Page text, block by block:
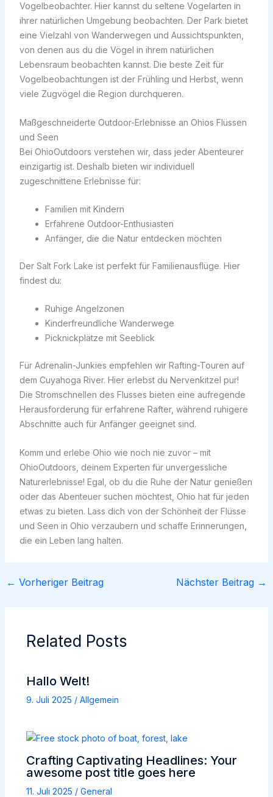
Vogelbeobachter. Hier kannst du seltene Vogelarten in
ihrer natürlichen Umgebung beobachten. Der Park bietet
eine Vielzahl von Wanderwegen und Aussichtspunkten,
von denen aus du die Vögel in ihrem natürlichen
Lebensraum beobachten kannst. Die beste Zeit für
Vogelbeobachtungen ist der Frühling und Herbst, wenn
viele Zugvögel die Region durchqueren.
Maßgeschneiderte Outdoor-Erlebnisse an Ohios Flüssen
und Seen
Bei OhioOutdoors verstehen wir, dass jeder Abenteurer
einzigartig ist. Deshalb bieten wir individuell
zugeschnittene Erlebnisse für:
Familien mit Kindern
Erfahrene Outdoor-Enthusiasten
Anfänger, die die Natur entdecken möchten
Der Salt Fork Lake ist perfekt für Familienausflüge. Hier
findest du:
Ruhige Angelzonen
Kinderfreundliche Wanderwege
Picknickplätze mit Seeblick
Für Adrenalin-Junkies empfehlen wir Rafting-Touren auf
dem Cuyahoga River. Hier erlebst du Nervenkitzel pur!
Die Stromschnellen des Flusses bieten eine aufregende
Herausforderung für erfahrene Rafter, während ruhigere
Abschnitte auch für Anfänger geeignet sind.
Komm und erlebe Ohio wie noch nie zuvor – mit
OhioOutdoors, deinem Experten für unvergessliche
Naturerlebnisse! Egal, ob du die Ruhe der Natur genießen
oder das Abenteuer suchen möchtest, Ohio hat für jeden
etwas zu bieten. Lass dich von der Schönheit der Flüsse
und Seen in Ohio verzaubern und schaffe Erinnerungen,
die ein Leben lang halten.
← Vorheriger Beitrag Nächster Beitrag →
Related Posts
Hallo Welt!
9. Juli 2025 / Allgemein
Crafting Captivating Headlines: Your
awesome post title goes here
11. Juli 2025 / General